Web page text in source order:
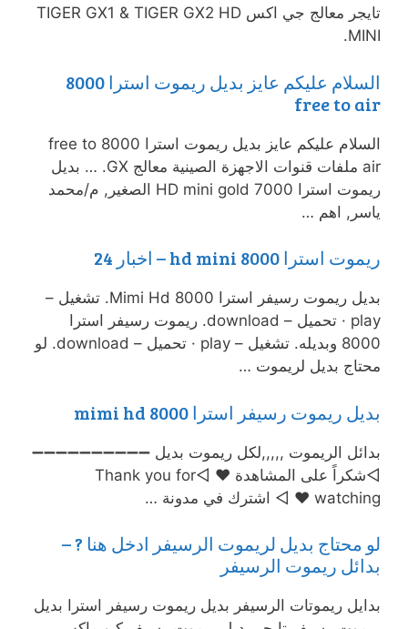
تايجر معالج جي اكس TIGER GX1 & TIGER GX2 HD
MINI.
السلام عليكم عايز بديل ريموت استرا 8000
free to air
السلام عليكم عايز بديل ريموت استرا 8000 free to
air ملفات قنوات الاجهزة الصينية معالج GX. … بديل
ريموت استرا 7000 HD mini gold الصغير, م/محمد
ياسر, اهم …
ريموت استرا 8000 hd mini – اخبار 24
بديل ريموت رسيفر استرا Mimi Hd 8000. تشغيل –
play · تحميل – download. ريموت رسيفر استرا
8000 وبديله. تشغيل – play · تحميل – download. لو
محتاج بديل لريموت …
بديل ريموت رسيفر استرا mimi hd 8000
بدائل الريموت ,,,,,لكل ريموت بديل ➖➖➖➖➖➖➖➖➖➖
◅شكراً على المشاهدة ♥ ◅Thank you for
watching ♥ ◅ اشترك في مدونة …
لو محتاج بديل لريموت الرسيفر ادخل هنا ? –
بدائل ريموت الرسيفر
بدايل ريموتات الرسيفر بديل ريموت رسيفر استرا بديل